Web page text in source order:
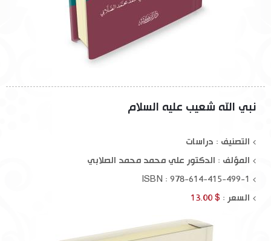
نبي الله شعيب عليه السلام
التصنيف : دراسات
المؤلف : الدكتور علي محمد محمد الصلابي
ISBN : 978-614-415-499-1
السعر : $ 13.00